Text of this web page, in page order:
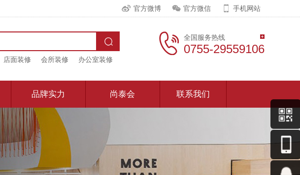
官方微博 官方微信 手机网站
店面装修 会所装修 办公室装修
全国服务热线
0755-29559106
品牌实力 尚泰会 联系我们